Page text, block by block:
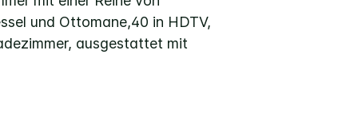
und Ottomane,40 in HDTV,
ausgestattet mit